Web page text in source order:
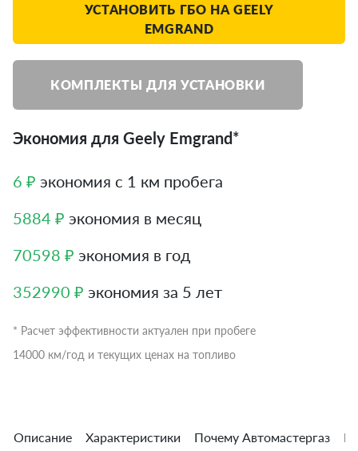
УСТАНОВИТЬ ГБО НА GEELY
EMGRAND
КОМПЛЕКТЫ ДЛЯ УСТАНОВКИ
Экономия для Geely Emgrand*
6 ₽ экономия с 1 км пробега
5884 ₽ экономия в месяц
70598 ₽ экономия в год
352990 ₽ экономия за 5 лет
* Расчет эффективности актуален при пробеге
14000 км/год и текущих ценах на топливо
Описание Характеристики Почему Автомастергаз